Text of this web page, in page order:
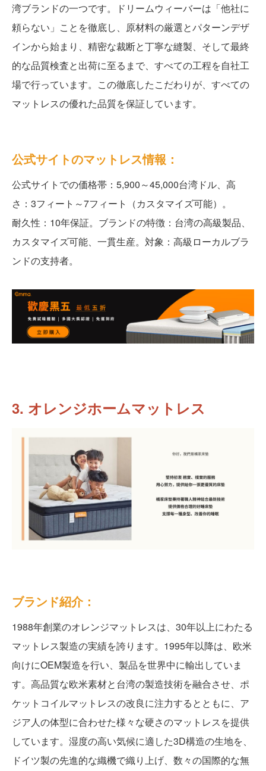
湾ブランドの一つです。ドリームウィーバーは「他社に
頼らない」ことを徹底し、原材料の厳選とパターンデザ
インから始まり、精密な裁断と丁寧な縫製、そして最終
的な品質検査と出荷に至るまで、すべての工程を自社工
場で行っています。この徹底したこだわりが、すべての
マットレスの優れた品質を保証しています。
公式サイトのマットレス情報：
公式サイトでの価格帯：5,900～45,000台湾ドル、高
さ：3フィート～7フィート（カスタマイズ可能）。
耐久性：10年保証。ブランドの特徴：台湾の高級製品、
カスタマイズ可能、一貫生産。対象：高級ローカルブラ
ンドの支持者。
3. オレンジホームマットレス
ブランド紹介：
1988年創業のオレンジマットレスは、30年以上にわたる
マットレス製造の実績を誇ります。1995年以降は、欧米
向けにOEM製造を行い、製品を世界中に輸出していま
す。高品質な欧米素材と台湾の製造技術を融合させ、ポ
ケットコイルマットレスの改良に注力するとともに、ア
ジア人の体型に合わせた様々な硬さのマットレスを提供
しています。湿度の高い気候に適した3D構造の生地を、
ドイツ製の先進的な織機で織り上げ、数々の国際的な無